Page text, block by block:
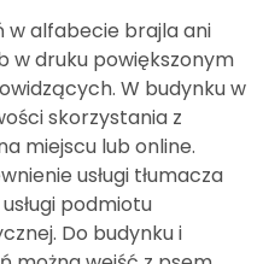
w alfabecie brajla ani
w druku powiększonym
W budynku w
skorzystania z
miejscu lub online.
usługi tłumacza
podmiotu
Do budynku i